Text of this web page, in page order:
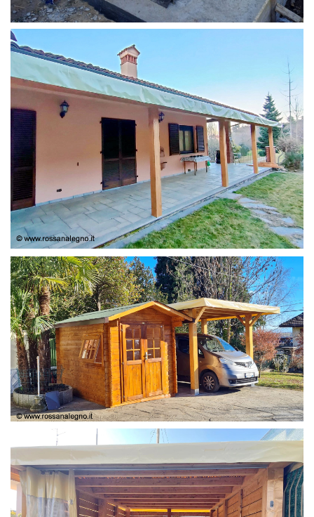
STRUTTURA ADDOSSATA PER LOCALE CALDAIA
COPERTURA
CASETTA E COPERTURA AUTO